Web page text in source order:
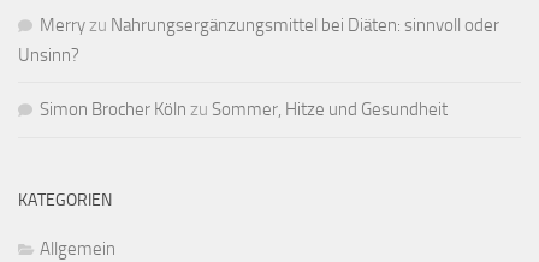
Merryzu Nahrungsergänzungsmittel bei Diäten: sinnvoll oder
Unsinn?
Simon Brocher Köln zu Sommer, Hitze und Gesundheit
KATEGORIEN
Allgemein